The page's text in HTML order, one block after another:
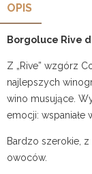
OPIS
Borgoluce Rive
Z „Rive” wzgórz
najlepszych
wino musujące.
emocji: wspaniałe
Bardzo szerokie,
owoców.